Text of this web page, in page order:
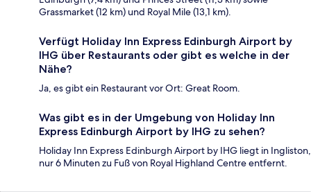
Grassmarket (12 km) und Royal Mile (13,1 km).
Verfügt Holiday Inn Express Edinburgh Airport by
IHG über Restaurants oder gibt es welche in der
Nähe?
Ja, es gibt ein Restaurant vor Ort: Great Room.
Was gibt es in der Umgebung von Holiday Inn
Express Edinburgh Airport by IHG zu sehen?
Holiday Inn Express Edinburgh Airport by IHG liegt in Ingliston,
nur 6 Minuten zu Fuß von Royal Highland Centre entfernt.